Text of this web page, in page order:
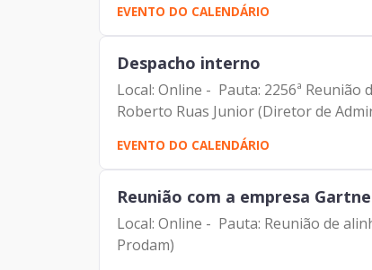
EVENTO DO CALENDÁRIO
Despacho interno
Local: Online - Pauta: 2256ª
Roberto Ruas Junior (Diretor de
EVENTO DO CALENDÁRIO
Reunião com a empresa
Local: Online - Pauta: Reunião de
Prodam)